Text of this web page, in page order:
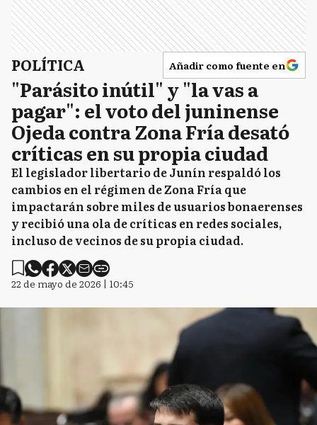
POLÍTICA Añadir como fuente en
"Parásito inútil" y "la vas a
pagar": el voto del juninense
Ojeda contra Zona Fría desató
críticas en su propia ciudad
El legislador libertario de Junín respaldó los
cambios en el régimen de Zona Fría que
impactarán sobre miles de usuarios bonaerenses
y recibió una ola de críticas en redes sociales,
incluso de vecinos de su propia ciudad.
22 de mayo de 2026 | 10:45